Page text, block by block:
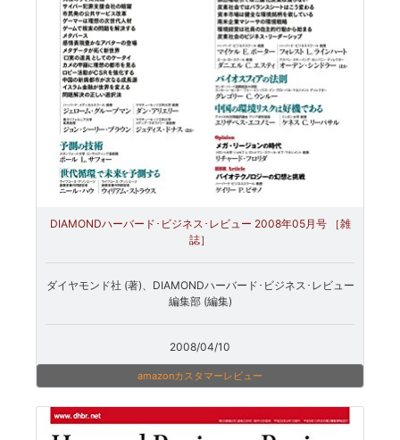
DIAMONDハーバード･ビジネス･レビュー 2008年05月号 ［雑
誌］
ダイヤモンド社 (著)、DIAMONDハーバード･ビジネス･レビュー
編集部 (編集)
2008/04/10
amazonカスタマーレビュー